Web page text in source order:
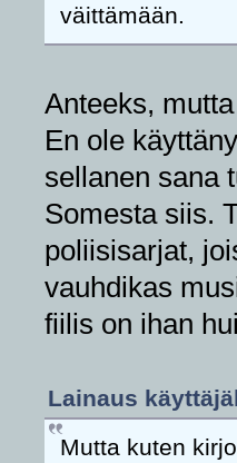
väittämään.
Anteeks,
En ole
sellanen sana
Somesta siis.
poliisisarjat,
vauhdikas
fiilis on ihan
Lainaus
Mutta kuten